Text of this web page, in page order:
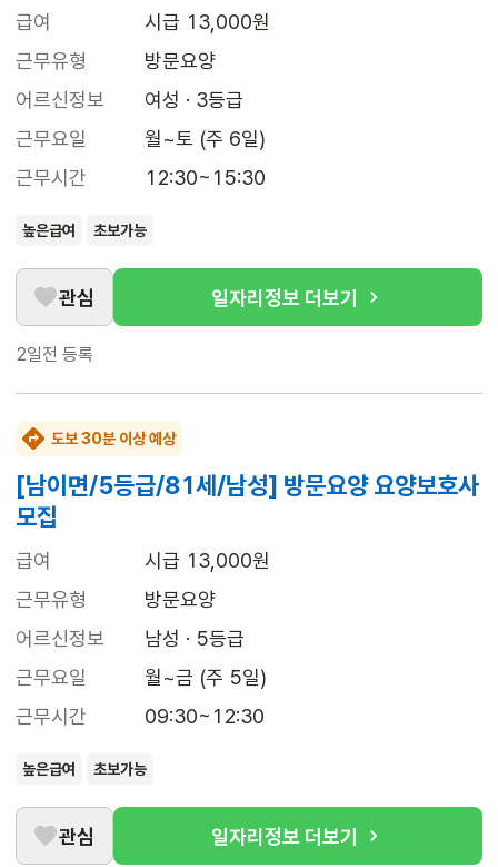
급여
시급 13,000원
근무유형
방문요양
어르신정보
여성 · 3등급
근무요일
월~토 (주 6일)
근무시간
12:30~15:30
높은급여 초보가능
관심 일자리정보 더보기
2일전 등록
도보 30분 이상 예상
[남이면/5등급/81세/남성] 방문요양 요양보호사
모집
급여
시급 13,000원
근무유형
방문요양
어르신정보
남성 · 5등급
근무요일
월~금 (주 5일)
근무시간
09:30~12:30
높은급여 초보가능
관심 일자리정보 더보기